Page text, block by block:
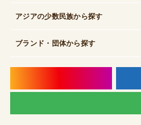
アジアの少数民族から探す
ブランド・団体から探す